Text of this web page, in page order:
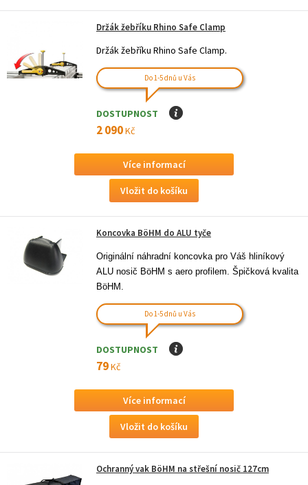
Držák žebříku Rhino Safe Clamp
Držák žebříku Rhino Safe Clamp.
Do 1-5 dnů u Vás
DOSTUPNOST I
2 090Kč
Více informací
Koncovka BöHM do ALU tyče
Originální náhradní koncovka pro Váš hliníkový
ALU nosič BöHM s aero profilem. Špičková kvalita
BöHM.
Do 1-5 dnů u Vás
DOSTUPNOST I
79Kč
Více informací
Ochranný vak BöHM na střešní nosič 127cm